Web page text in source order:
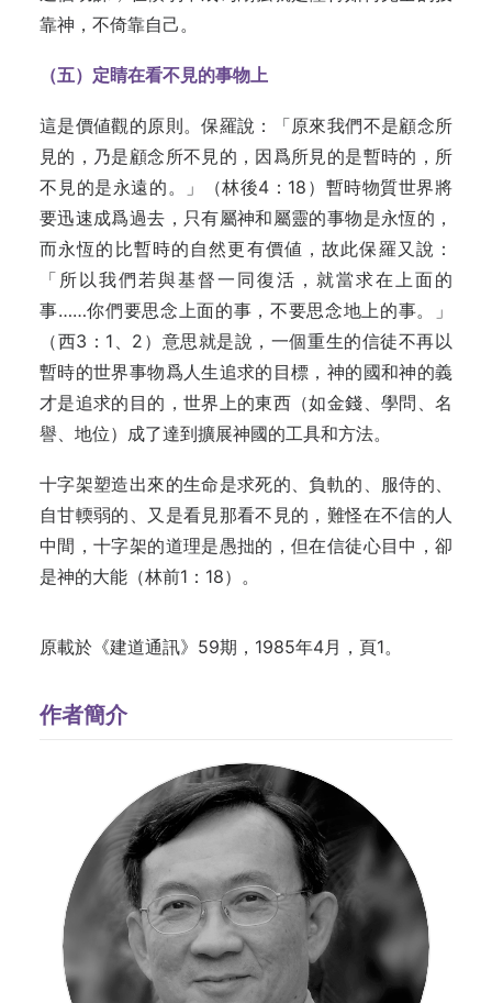
靠神，不倚靠自己。
（五）定睛在看不見的事物上
這是價値觀的原則。保羅說：「原來我們不是顧念所
見的，乃是顧念所不見的，因爲所見的是暫時的，所
不見­的是永遠的。」（林後4：18）暫時物質世界將
要迅速成爲過去，只有屬神和屬靈的事物是永恆的，
而永恆的比暫時的自然更有價値，故此保羅又說：
「所以我們若與基督一同復活，就當求在上面的
事……你們要思念上面的事，不要思念地上的事。」
（西3：1、2）意思就是說，一個重生的信徒不再以
暫時的世界事物爲人生追求的目標，神的國和神的義
才是追求的目的，世界上的東西（如金錢、學問、名
譽、地位）成了達到擴展神國的工具和方法。
十字架塑造出來的生命是求死的、負軌的、服侍的、
自甘輭弱的、又是看見那看不見的，難怪在不信的人
中間，十字架的道理是愚拙的，但在信徒心目中，卻
是神的大能（林前1：18）。
原載於《建道通訊》59期，1985年4月，頁1。
作者簡介